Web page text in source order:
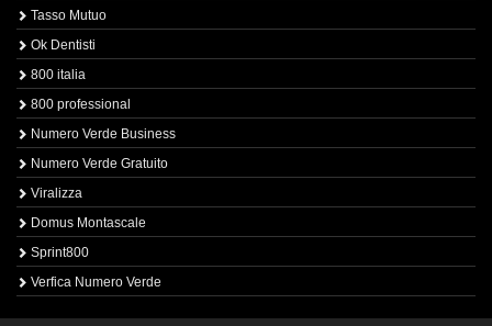
Tasso Mutuo
Ok Dentisti
800 italia
800 professional
Numero Verde Business
Numero Verde Gratuito
Viralizza
Domus Montascale
Sprint800
Verfica Numero Verde